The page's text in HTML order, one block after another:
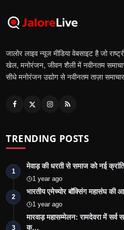
जालोर लाइव न्यूज मीडिया वेबसाइट है जो
खेल, मनोरंजन, जीवन शैली में नवीनतम
सीधे मनोरंजन उद्योग से नवीनतम ताज़ा
TRENDING POSTS
1
मेवाड़ की धरती से समाज को नई
1 year ago
2
भारतीय एमेच्योर बॉक्सिंग महासंघ
1 year ago
3
मारवाड़ महासम्मेलन: रामदेवरा में
क…